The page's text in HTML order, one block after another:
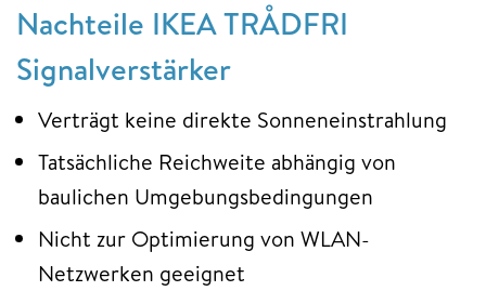
Nachteile IKEA TRÅDFRI
Signalverstärker
Verträgt keine direkte Sonneneinstrahlung
Tatsächliche Reichweite abhängig von
baulichen Umgebungsbedingungen
Nicht zur Optimierung von WLAN-
Netzwerken geeignet